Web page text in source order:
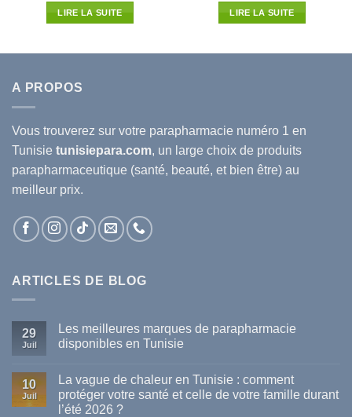
initial
était :
LIRE LA SUITE
initial
était :
LIRE LA SUITE
A PROPOS
Vous trouverez sur votre parapharmacie numéro 1 en
Tunisie tunisiepara.com, un large choix de produits
parapharmaceutique (santé, beauté, et bien être) au
meilleur prix.
ARTICLES DE BLOG
29
Juil
Les meilleures marques de parapharmacie
disponibles en Tunisie
sur
meilleures
marques
10
Juil
La vague de chaleur en Tunisie : comment
protéger votre santé et celle de votre famille durant
l’été 2026 ?